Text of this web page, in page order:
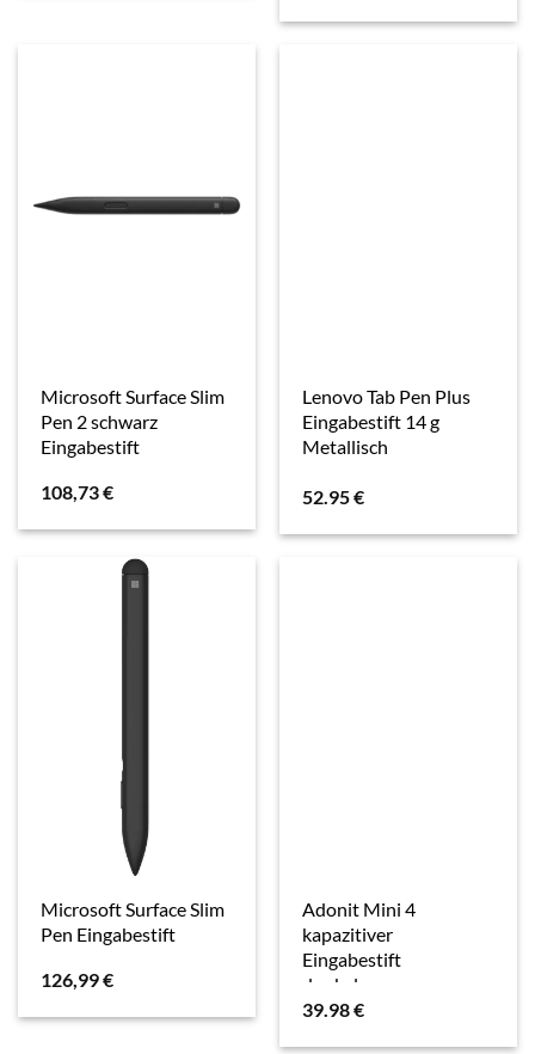
Microsoft Surface Slim
Pen 2 schwarz
Eingabestift
108,73€
Lenovo Tab Pen Plus
Eingabestift 14 g
Metallisch
52.95€
Microsoft Surface Slim
Pen Eingabestift
126,99€
Adonit Mini 4
kapazitiver
Eingabestift
dunkelgrau
39.98€